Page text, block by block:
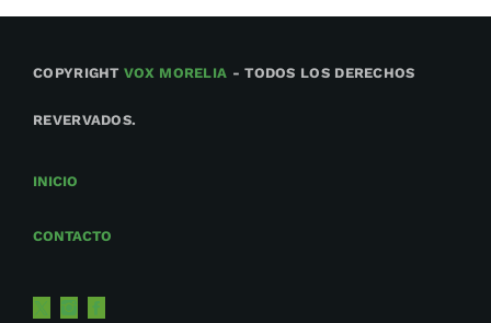
COPYRIGHTVOX MORELIA - TODOS LOS DERECHOS
REVERVADOS.
INICIO
CONTACTO